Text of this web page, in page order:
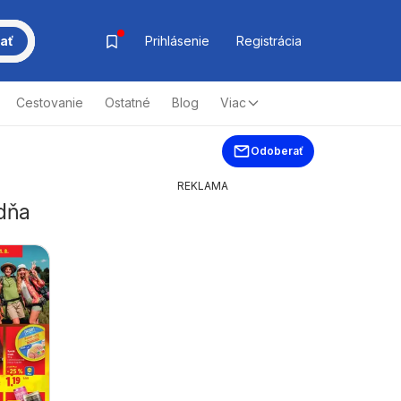
Prihlásenie Registrácia
Cestovanie Ostatné Blog Viac
Odoberať
REKLAMA